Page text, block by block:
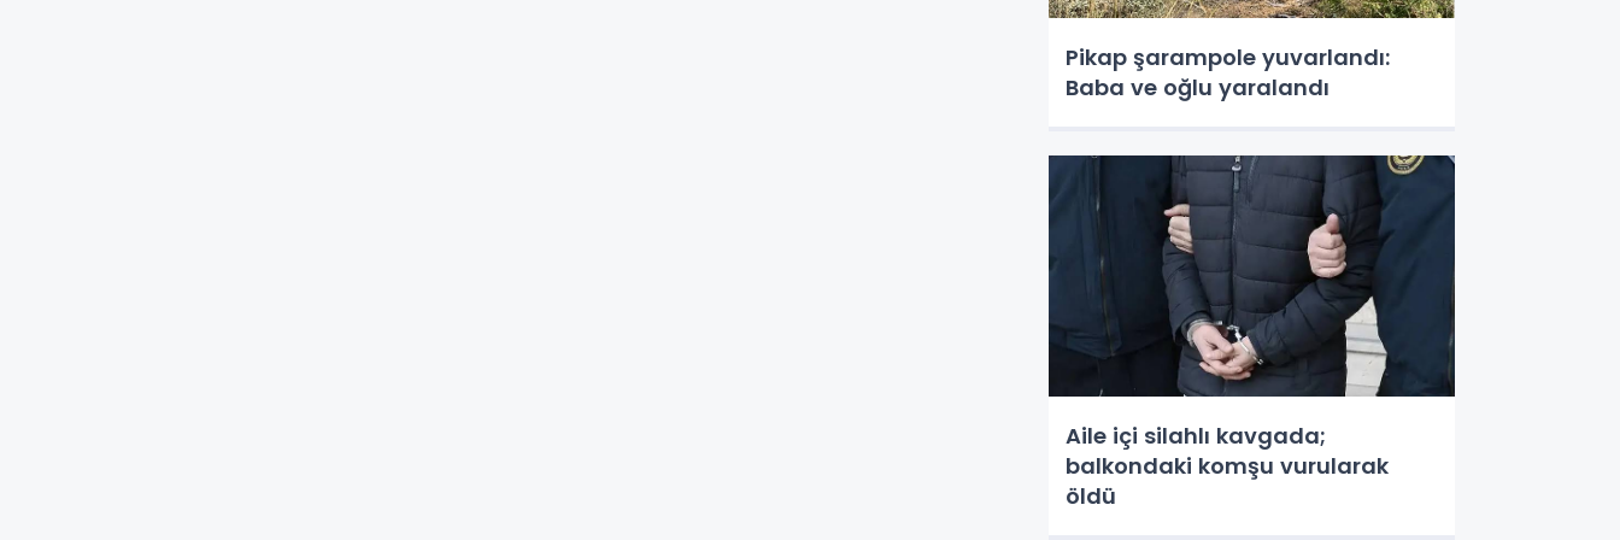
Pikap şarampole yuvarlandı:
Baba ve oğlu yaralandı
Aile içi silahlı kavgada;
balkondaki komşu vurularak
öldü